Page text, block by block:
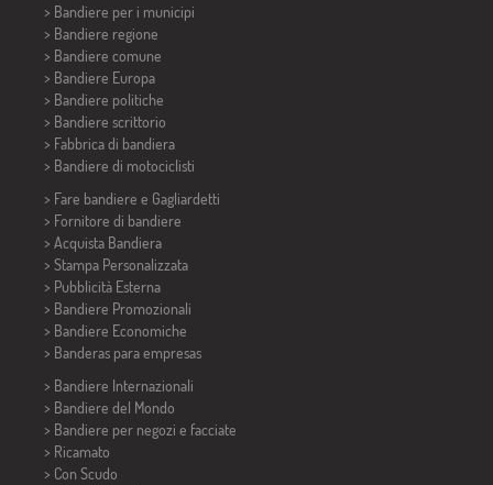
> Bandiere per i municipi
> Bandiere regione
> Bandiere comune
> Bandiere Europa
> Bandiere politiche
> Bandiere scrittorio
> Fabbrica di bandiera
> Bandiere di motociclisti
> Fare bandiere e Gagliardetti
> Fornitore di bandiere
> Acquista Bandiera
> Stampa Personalizzata
> Pubblicità Esterna
> Bandiere Promozionali
> Bandiere Economiche
> Banderas para empresas
> Bandiere Internazionali
> Bandiere del Mondo
> Bandiere per negozi e facciate
> Ricamato
> Con Scudo